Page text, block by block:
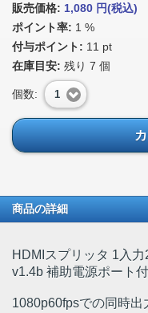
販売価格: 1,080 円(税込)
ポイント率: 1 %
付与ポイント: 11 pt
在庫目安: 残り 7 個
個数: 1
商品の詳細
HDMIスプリッタ 1入
v1.4b 補助電源ポート付
1080p60fpsでの同時出